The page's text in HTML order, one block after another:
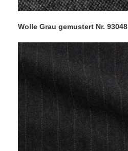
Wolle Grau gemustert Nr. 93048